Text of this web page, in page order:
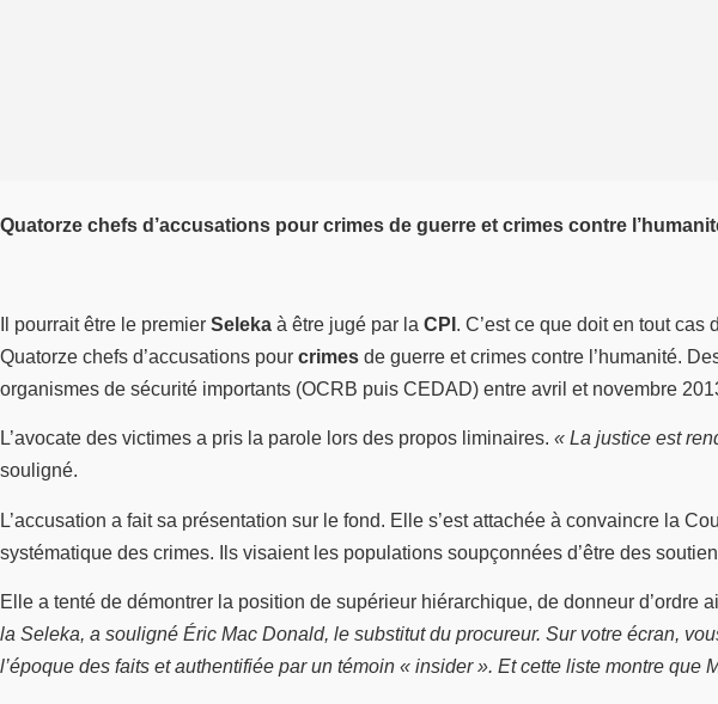
Quatorze chefs d’accusations pour crimes de guerre et crimes contre
Il pourrait être le premier Seleka à être jugé par la CPI . C’est ce que doit en tout
Quatorze chefs d’accusations pour crimes de guerre et crimes contre l’humanité.
organismes de sécurité importants (OCRB puis CEDAD) entre avril et novembre
L’avocate des victimes a pris la parole lors des propos liminaires. « La justice est
souligné.
L’accusation a fait sa présentation sur le fond. Elle s’est attachée à convaincre la
systématique des crimes. Ils visaient les populations soupçonnées d’être des
Elle a tenté de démontrer la position de supérieur hiérarchique, de donneur d’ordre
la Seleka, a souligné Éric Mac Donald, le substitut du procureur. Sur votre écran,
l’époque des faits et authentifiée par un témoin « insider ». Et cette liste montre que